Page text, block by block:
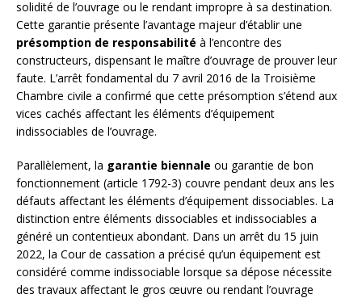
solidité de l’ouvrage ou le rendant impropre à sa destination.
Cette garantie présente l’avantage majeur d’établir une
présomption de responsabilité à l’encontre des
constructeurs, dispensant le maître d’ouvrage de prouver leur
faute. L’arrêt fondamental du 7 avril 2016 de la Troisième
Chambre civile a confirmé que cette présomption s’étend aux
vices cachés affectant les éléments d’équipement
indissociables de l’ouvrage.
Parallèlement, la garantie biennale ou garantie de bon
fonctionnement (article 1792-3) couvre pendant deux ans les
défauts affectant les éléments d’équipement dissociables. La
distinction entre éléments dissociables et indissociables a
généré un contentieux abondant. Dans un arrêt du 15 juin
2022, la Cour de cassation a précisé qu’un équipement est
considéré comme indissociable lorsque sa dépose nécessite
des travaux affectant le gros œuvre ou rendant l’ouvrage